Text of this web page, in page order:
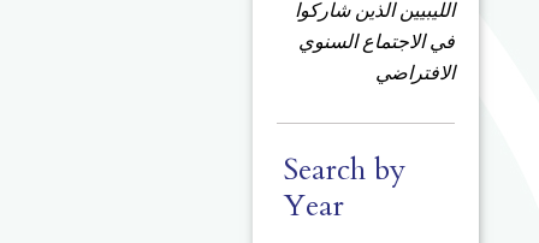
الليبيين الذين شاركوا
في الاجتماع السنوي
الافتراضي
Search by
Year